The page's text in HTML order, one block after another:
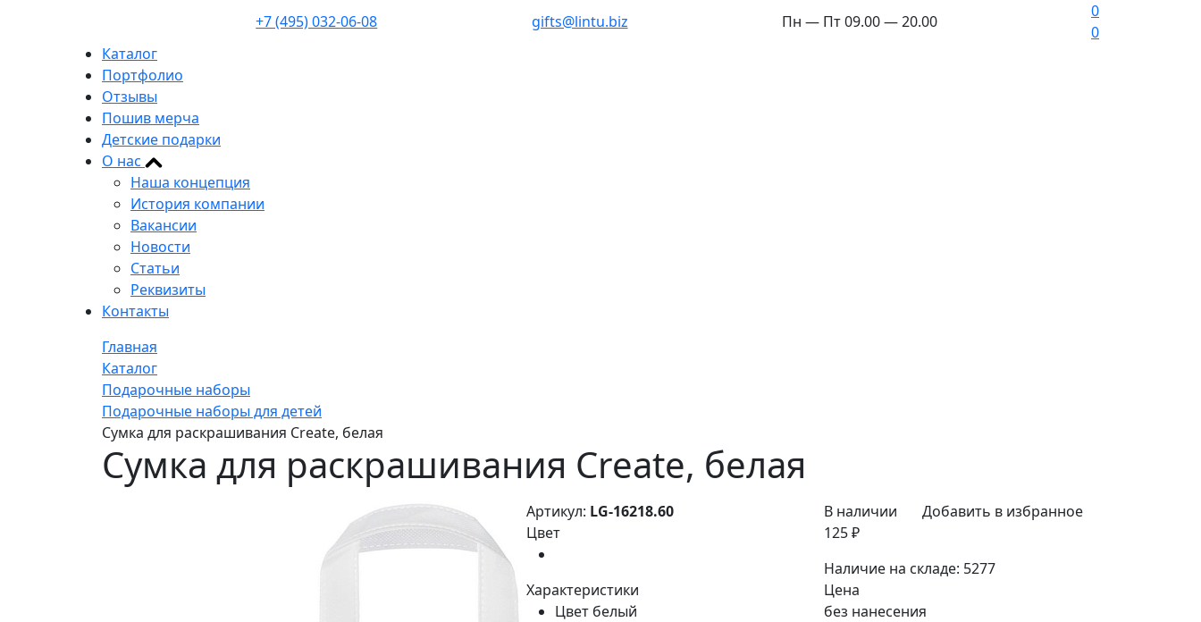
+7 (495) 032-06-08 gifts@lintu.biz Пн — Пт 09.00 — 20.00
0
0
Каталог
Портфолио
Отзывы
Пошив мерча
Детские подарки
О нас
Наша концепция
История компании
Вакансии
Новости
Статьи
Реквизиты
Контакты
Главная
Каталог
Подарочные наборы
Подарочные наборы для детей
Сумка для раскрашивания Create, белая
Сумка для раскрашивания Create, белая
Артикул: LG-16218.60 В наличии
Добавить в избранное
Цвет
Характеристики
Цвет белый
125 ₽
Наличие на складе: 5277
Цена
без нанесения